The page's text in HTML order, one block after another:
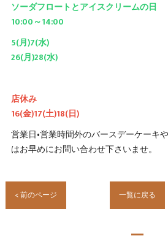
ソーダフロートとアイスクリームの日
10:00～14:00
5(月)7(水)
26(月)28(水)
店休み
16(金)17(土)18(日)
営業日•営業時間外のバースデーケーキ
はお早めにお問い合わせ下さいませ。
< 前のページ 一覧に戻る